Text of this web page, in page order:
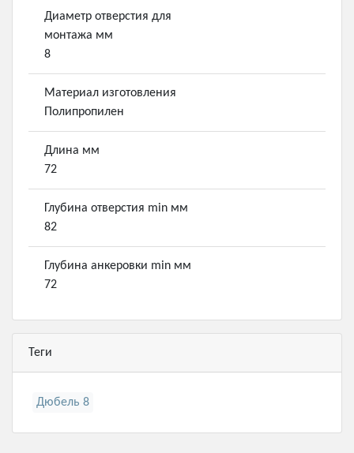
Диаметр отверстия для
монтажа мм
8
Материал изготовления
Полипропилен
Длина мм
72
Глубина отверстия min мм
82
Глубина анкеровки min мм
72
Теги
Дюбель 8